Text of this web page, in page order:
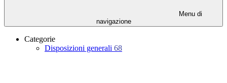
Menu di
navigazione
Categorie
Disposizioni generali 68